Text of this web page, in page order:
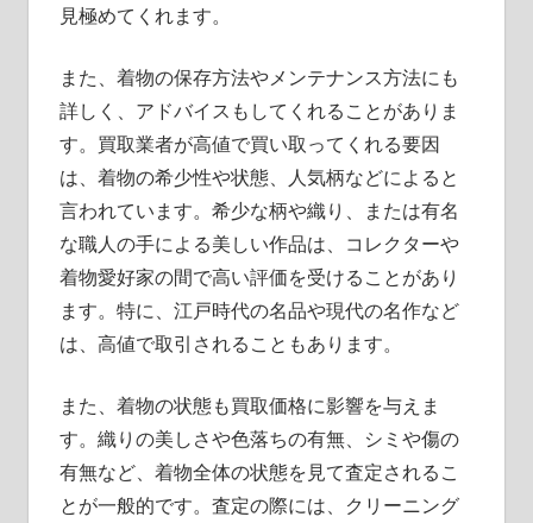
見極めてくれます。
また、着物の保存方法やメンテナンス方法にも
詳しく、アドバイスもしてくれることがありま
す。買取業者が高値で買い取ってくれる要因
は、着物の希少性や状態、人気柄などによると
言われています。希少な柄や織り、または有名
な職人の手による美しい作品は、コレクターや
着物愛好家の間で高い評価を受けることがあり
ます。特に、江戸時代の名品や現代の名作など
は、高値で取引されることもあります。
また、着物の状態も買取価格に影響を与えま
す。織りの美しさや色落ちの有無、シミや傷の
有無など、着物全体の状態を見て査定されるこ
とが一般的です。査定の際には、クリーニング